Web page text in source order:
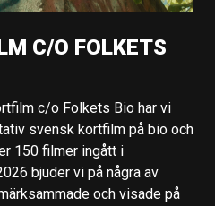
C/O FOLKETS
c/o Folkets Bio har vi
svensk kortfilm på bio och
150 filmer ingått i
bjuder vi på några av
och visade på